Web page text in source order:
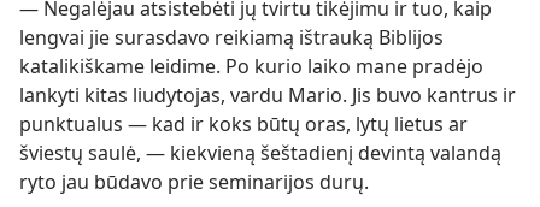
— Negalėjau atsistebėti jų tvirtu tikėjimu ir tuo, kaip
lengvai jie surasdavo reikiamą ištrauką Biblijos
katalikiškame leidime. Po kurio laiko mane pradėjo
lankyti kitas liudytojas, vardu Mario. Jis buvo kantrus ir
punktualus — kad ir koks būtų oras, lytų lietus ar
šviestų saulė, — kiekvieną šeštadienį devintą valandą
ryto jau būdavo prie seminarijos durų.